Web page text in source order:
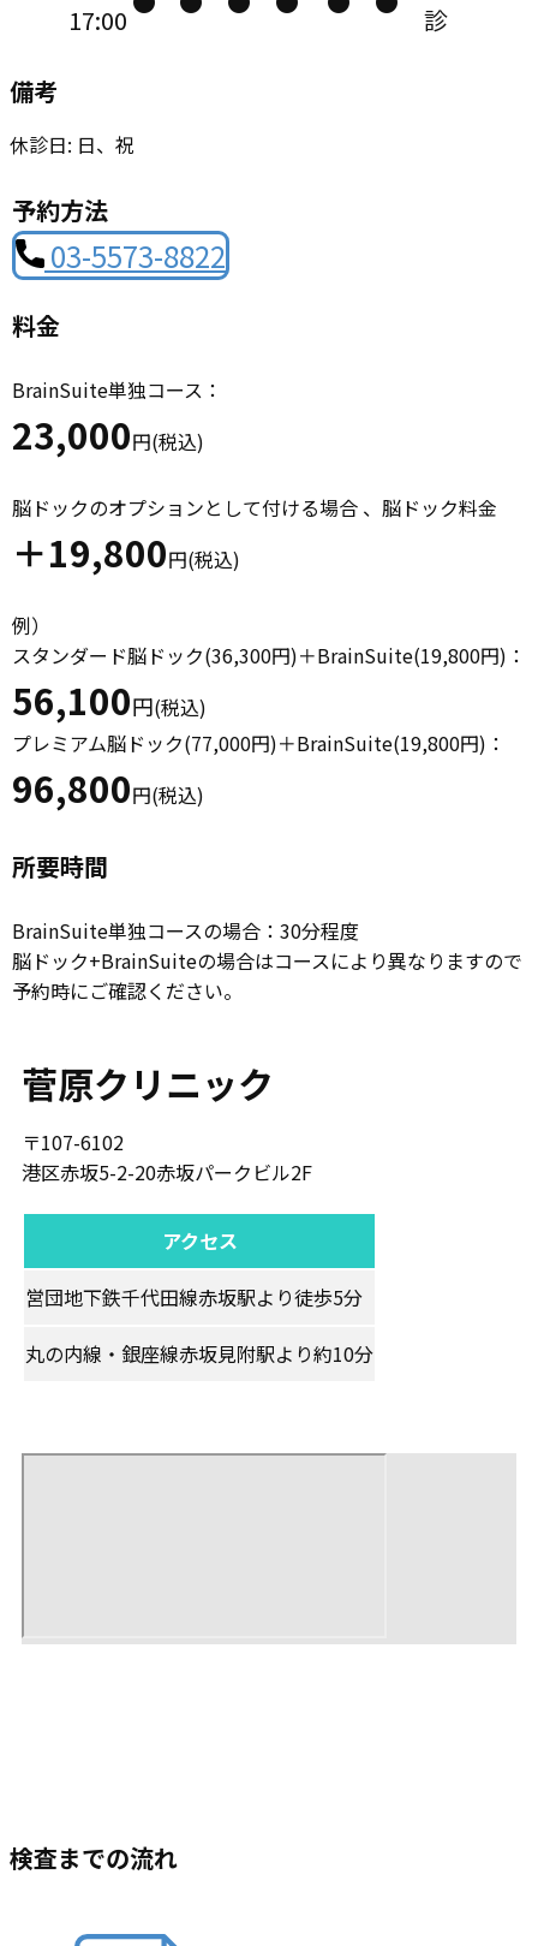
17:00
診
備考
休診日: 日、祝
予約方法
03-5573-8822
料金
BrainSuite単独コース：
23,000円(税込)
脳ドックのオプションとして付ける場合 、脳ドック料金
＋19,800円(税込)
例）
スタンダード脳ドック(36,300円)＋BrainSuite(19,800円)：
56,100円(税込)
プレミアム脳ドック(77,000円)＋BrainSuite(19,800円)：
96,800円(税込)
所要時間
BrainSuite単独コースの場合：30分程度
脳ドック+BrainSuiteの場合はコースにより異なりますので
予約時にご確認ください。
菅原クリニック
〒107-6102
港区赤坂5-2-20赤坂パークビル2F
アクセス
営団地下鉄千代田線赤坂駅より徒歩5分
丸の内線・銀座線赤坂見附駅より約10分
検査までの流れ